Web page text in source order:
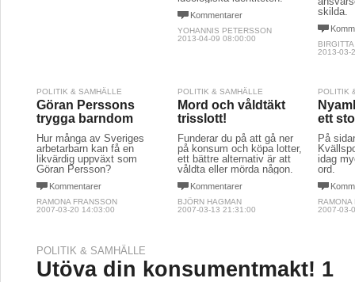
Kommentarer
YOHANNIS PETERSSON
2013-04-09 08:00:00
skilda.
2013-03-
POLITIK & SAMHÄLLE
Göran Perssons
trygga barndom
Hur många av Sveriges
arbetarbarn kan få en
likvärdig uppväxt som
Göran Persson?
Kommentarer
RAMONA FRANSSON
2007-03-20 14:03:00
POLITIK & SAMHÄLLE
Mord och våldtäkt
trisslott!
Funderar du på att gå ner
på konsum och köpa lotter,
ett bättre alternativ är att
våldta eller mörda någon.
Kommentarer
BJÖRN HAGMAN
2007-03-13 21:31:00
POLITIK
ett
På
idag
ord.
RAMONA
2007-03-
POLITIK & SAMHÄLLE
Utöva din konsumentmakt! 1